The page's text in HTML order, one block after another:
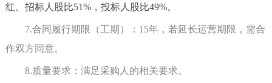
红。招标人股比51%，投标人股比49%。
7.合同履行期限（工期）： 15年，若延长运营期限，需合
作双方同意。
8.质量要求：满足采购人的相关要求。